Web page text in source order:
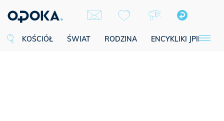
KOŚCIÓŁ ŚWIAT RODZINA ENCYKLIKI JPII